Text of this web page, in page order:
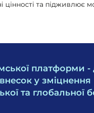
цінності та підживлює
платформи -
у зміцнення
та глобальної